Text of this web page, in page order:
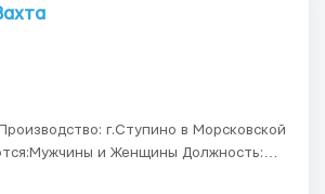
г.Ступино в Морсковской
Перемещение продукции